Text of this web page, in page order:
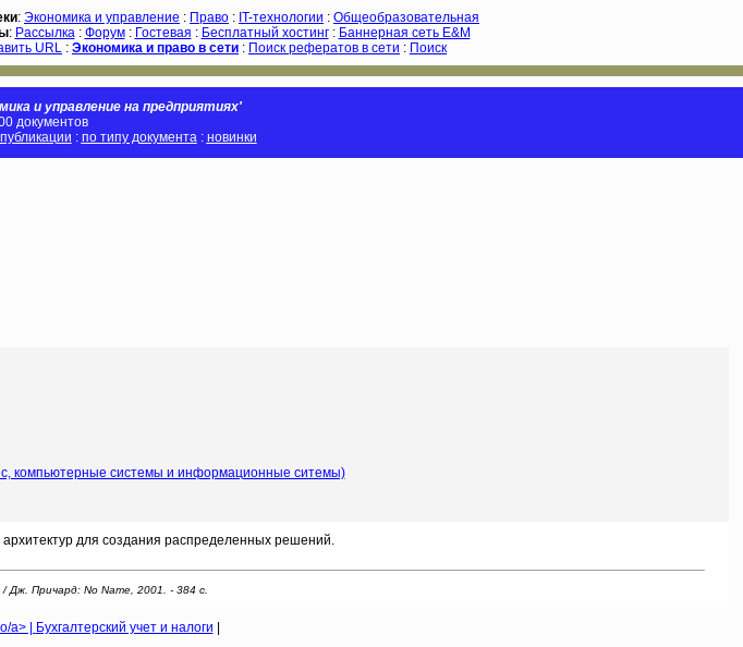
: Экономика и управление : Право : IT-технологии : Общеобразовательная
: Рассылка: Форум: Гостевая : Бесплатный хостинг: Баннерная сеть E&M
URL : Экономика и право в сети : Поиск рефератов в сети : Поиск
и управление на предприятиях'
документов
: по типу документа: новинки
компьютерные системы и информационные ситемы)
для создания распределенных решений.
Дж. Причард: No Name, 2001. - 384 c.
a> | Бухгалтерский учет и налоги